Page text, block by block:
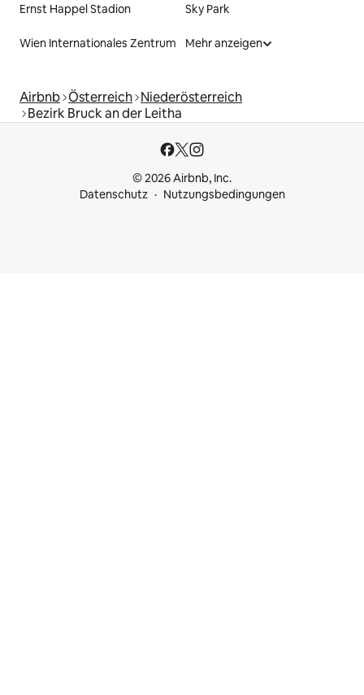
Ernst Happel Stadion Sky Park
Wien Internationales Zentrum Mehr anzeigen
Airbnb Österreich Niederösterreich
Bezirk Bruck an der Leitha
© 2026 Airbnb, Inc.
Datenschutz
Nutzungsbedingungen